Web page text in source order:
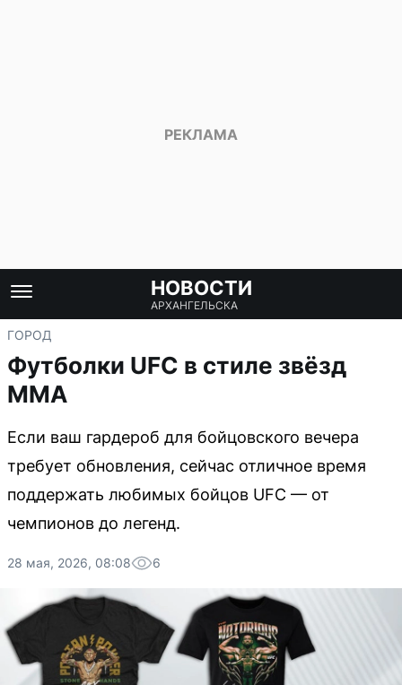
НОВОСТИ
АРХАНГЕЛЬСКА
ГОРОД
Футболки UFC в стиле звёзд
ММА
Если ваш гардероб для бойцовского вечера
требует обновления, сейчас отличное время
поддержать любимых бойцов UFC — от
чемпионов до легенд.
28 мая, 2026, 08:08 6